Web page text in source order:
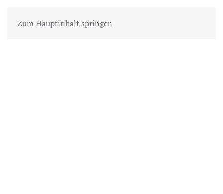
Zum Hauptinhalt springen
ANNE ALBINUS